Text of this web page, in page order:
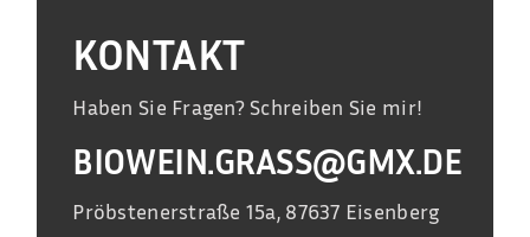
KONTAKT
Haben Sie Fragen? Schreiben Sie mir!
BIOWEIN.GRASS@GMX.DE
Pröbstenerstraße 15a, 87637 Eisenberg